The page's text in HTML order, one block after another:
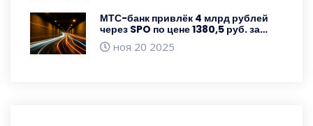
МТС-банк привлёк 4 млрд рублей
через SPO по цене 1380,5 руб. за
акциюноя 20 2025